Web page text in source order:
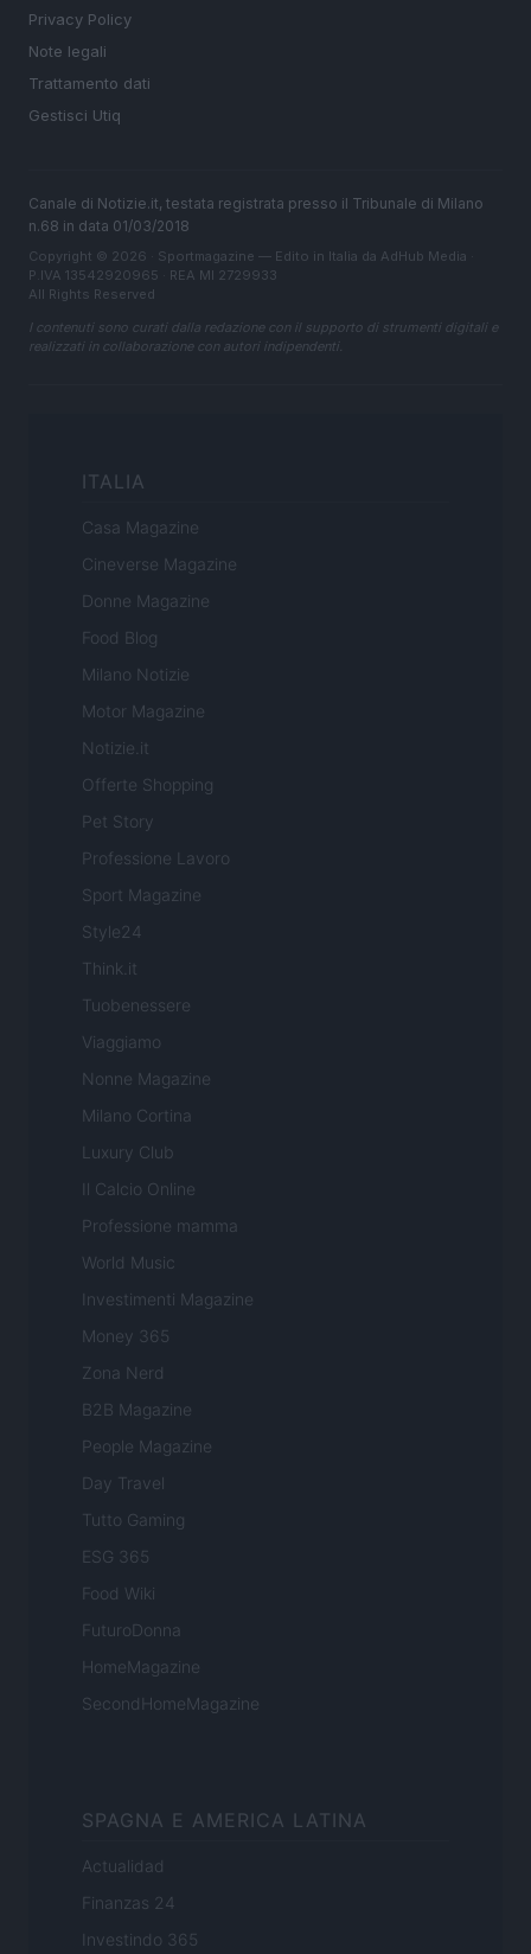
Privacy Policy
Note legali
Trattamento dati
Gestisci Utiq
Canale di Notizie.it, testata registrata presso il Tribunale di Milano
n.68 in data 01/03/2018
Copyright © 2026 · Sportmagazine — Edito in Italia da AdHub Media
P.IVA 13542920965 · REA MI 2729933
All Rights Reserved
I contenuti sono curati dalla redazione con il supporto di strumenti digitali e
realizzati in collaborazione con autori indipendenti.
ITALIA
Casa Magazine
Cineverse Magazine
Donne Magazine
Food Blog
Milano Notizie
Motor Magazine
Notizie.it
Offerte Shopping
Pet Story
Professione Lavoro
Sport Magazine
Style24
Think.it
Tuobenessere
Viaggiamo
Nonne Magazine
Milano Cortina
Luxury Club
Il Calcio Online
Professione mamma
World Music
Investimenti Magazine
Money 365
Zona Nerd
B2B Magazine
People Magazine
Day Travel
Tutto Gaming
ESG 365
Food Wiki
FuturoDonna
HomeMagazine
SecondHomeMagazine
SPAGNA E AMERICA LATINA
Actualidad
Finanzas 24
Investindo 365